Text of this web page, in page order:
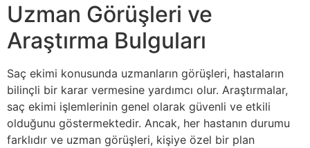
Uzman Görüşleri ve
Araştırma Bulguları
Saç ekimi konusunda uzmanların görüşleri, hastaların
bilinçli bir karar vermesine yardımcı olur. Araştırmalar,
saç ekimi işlemlerinin genel olarak güvenli ve etkili
olduğunu göstermektedir. Ancak, her hastanın durumu
farklıdır ve uzman görüşleri, kişiye özel bir plan